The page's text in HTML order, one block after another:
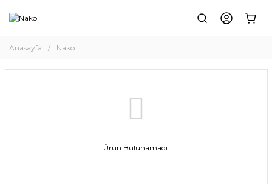
Anasayfa Nako
Ürün Bulunamadı.